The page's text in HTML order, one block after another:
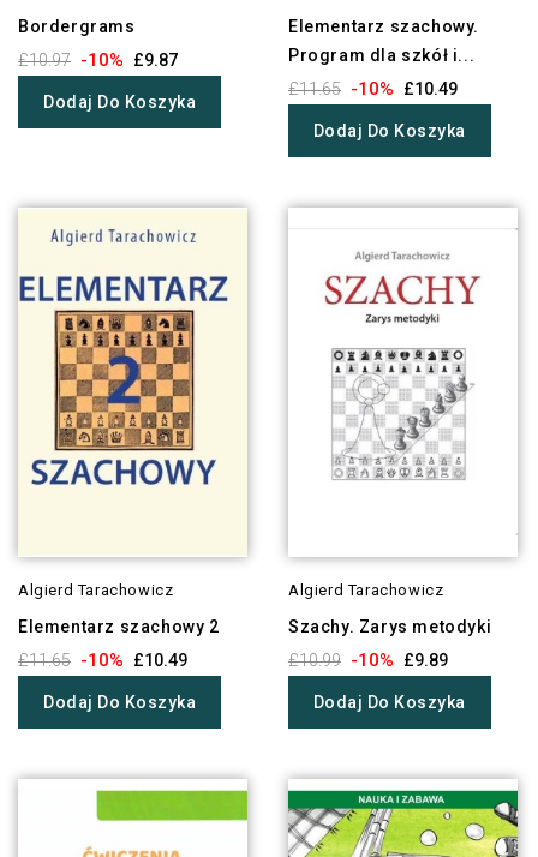
Bordergrams
£10.97 -10% £9.87
Dodaj Do Koszyka
Elementarz szachowy.
Program dla szkół i...
£11.65 -10% £10.49
Dodaj Do Koszyka
Algierd Tarachowicz
Elementarz szachowy 2
£11.65 -10% £10.49
Dodaj Do Koszyka
Algierd Tarachowicz
Szachy. Zarys metodyki
£10.99 -10% £9.89
Dodaj Do Koszyka